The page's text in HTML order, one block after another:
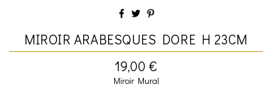
MIROIR ARABESQUES DORE H 23CM
19,00 €
Miroir Mural